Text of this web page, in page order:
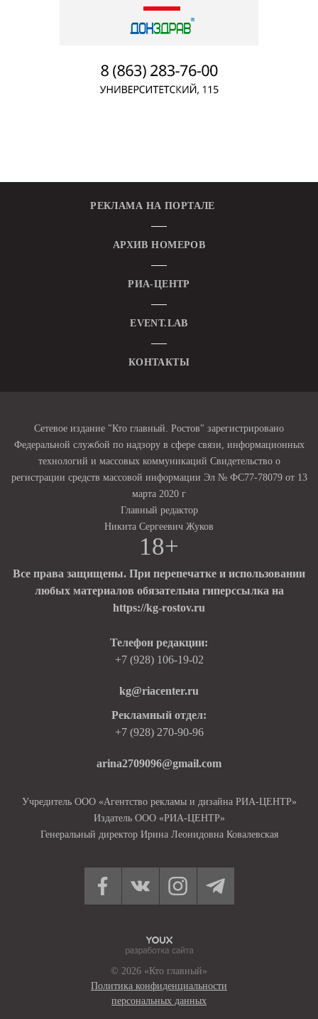
РЕКЛАМА НА ПОРТАЛЕ
АРХИВ НОМЕРОВ
РИА-ЦЕНТР
EVENT.LAB
КОНТАКТЫ
Сетевое издание "Кто главный. Ростов" зарегистрировано
Федеральной службой по надзору в сфере связи, информационных
технологий и массовых коммуникаций Свидетельство о
регистрации средств массовой информации Эл № ФС77-78079 от 13
марта 2020 г
Главный редактор
Никита Сергеевич Жуков
18+
Все права защищены. При перепечатке и использовании
любых материалов обязательна гиперссылка на
https://kg-rostov.ru
Телефон редакции:
+7 (928) 106-19-02
kg@riacenter.ru
Рекламный отдел:
+7 (928) 270-90-96
arina2709096@gmail.com
Учредитель ООО «Агентство рекламы и дизайна РИА-ЦЕНТР»
Издатель ООО «РИА-ЦЕНТР»
Генеральный директор Ирина Леонидовна Ковалевская
© 2026 «Кто главный»
Политика конфиденциальности
персональных данных